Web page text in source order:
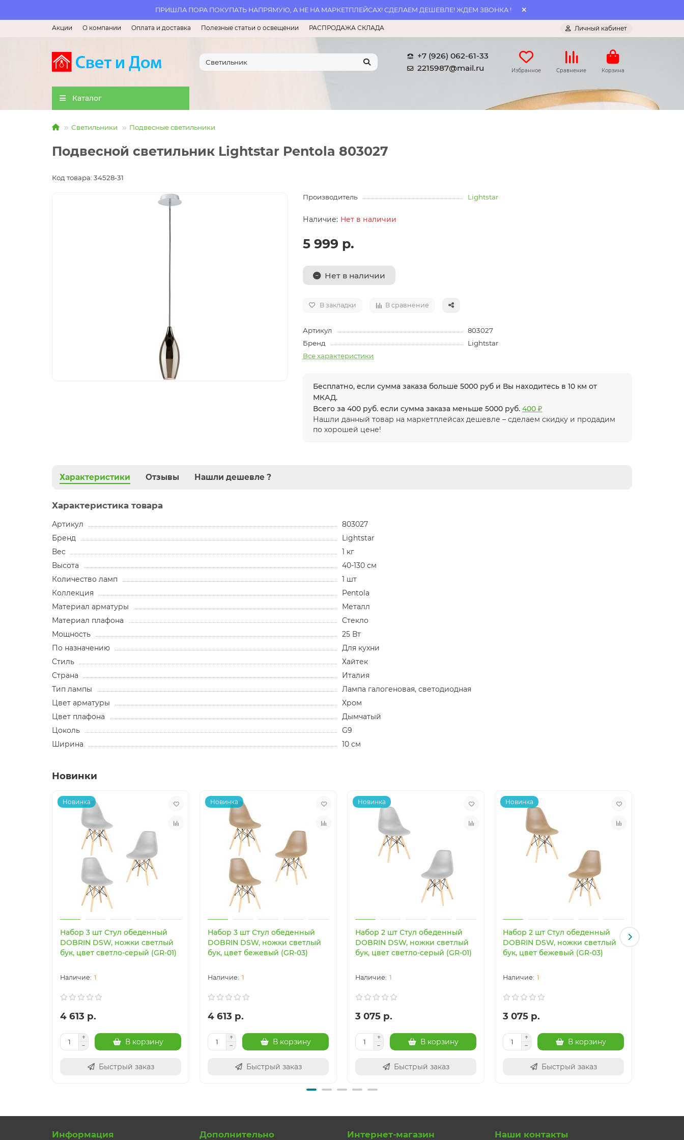
ПРИШЛА ПОРА ПОКУПАТЬ НАПРЯМУЮ, А НЕ НА МАРКЕТПЛЕЙСАХ! СДЕЛАЕМ ДЕШЕВЛЕ! ЖДЕМ ЗВОНКА !
Акции О компании Оплата и доставка Полезные статьи о освещении РАСПРОДАЖА СКЛАДА Личный кабинет
+7 (926) 062-61-33
2215987@mail.ru
Избранное Сравнение Корзина
Каталог
Светильники Подвесные светильники
Подвесной светильник Lightstar Pentola 803027
Код товара: 34528-31
Производитель Lightstar
Нет в наличии
5 999 р.
Нет в наличии
В закладки В сравнение
Артикул
803027
Бренд
Lightstar
Все характеристики
Бесплатно, если сумма заказа больше 5000 руб и Вы находитесь в 10 км от
МКАД.
Всего за 400 руб. если сумма заказа меньше 5000 руб.400 ₽
Нашли данный товар на маркетплейсах дешевле – сделаем скидку и продадим
по хорошей цене!
Характеристики Отзывы Нашли дешевле ?
Характеристика товара
Артикул
803027
Бренд
Lightstar
Вес
1 кг
Высота
40-130 см
Количество ламп
1 шт
Коллекция
Pentola
Материал арматуры
Металл
Материал плафона
Стекло
Мощность
25 Вт
По назначению
Для кухни
Стиль
Хайтек
Страна
Италия
Тип лампы
Лампа галогеновая, светодиодная
Цвет арматуры
Хром
Цвет плафона
Дымчатый
Цоколь
G9
Ширина
10 см
Новинки
Новинка
Набор 3 шт Стул обеденный
DOBRIN DSW, ножки светлый
бук, цвет светло-серый (GR-01)
1
4 613 р.
В корзину
Быстрый заказ
Новинка
Набор 3 шт Стул обеденный
DOBRIN DSW, ножки светлый
бук, цвет бежевый (GR-03)
1
4 613 р.
В корзину
Быстрый заказ
Новинка
Набор 2 шт Стул обеденный
DOBRIN DSW, ножки светлый
бук, цвет светло-серый (GR-01)
1
3 075 р.
В корзину
Быстрый заказ
Новинка
Набор 2 шт Стул обеденный
DOBRIN DSW, ножки светлый
бук, цвет бежевый (GR-03)
1
3 075 р.
В корзину
Быстрый заказ
Информация Дополнительно Интернет-магазин Наши контакты